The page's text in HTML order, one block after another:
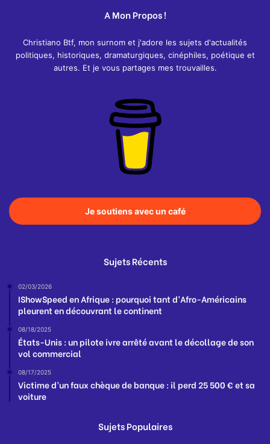
A Mon Propos !
Christiano Btf, mon surnom et j'adore les sujets d'actualités
politiques, historiques, dramaturgiques, cinéphiles, poétique et
autres. Et je vous partages mes trouvailles.
Je soutiens avec un café
Sujets Récents
02/03/2026
IShowSpeed en Afrique : pourquoi tant d’Afro-Américains
pleurent en découvrant le continent
08/18/2025
États-Unis : un pilote ivre arrêté avant le décollage de son
vol commercial
08/17/2025
Victime d’un faux chèque de banque : il perd 25 500 € et sa
voiture
Sujets Populaires